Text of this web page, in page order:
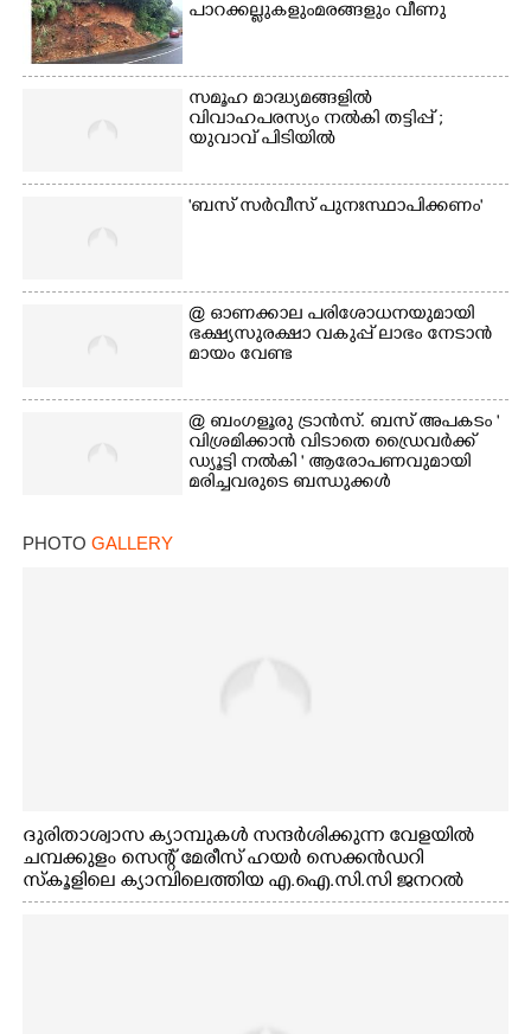
പാറക്കല്ലുകളുംമരങ്ങളും വീണു
സമൂഹ മാദ്ധ്യമങ്ങളിൽ
വിവാഹപരസ്യം നൽകി തട്ടിപ്പ് ;
യുവാവ് പിടിയിൽ
'ബസ് സർവീസ് പുനഃസ്ഥാപിക്കണം'
@​​​​​​​ ഓണക്കാല പരിശോധനയുമായി
ഭക്ഷ്യസുരക്ഷാ വകുപ്പ് ലാഭം നേടാൻ
മായം വേണ്ട
@ ബംഗളൂരു ട്രാൻസ്. ബസ് അപകടം '
വി​ശ്ര​മിക്കാൻ വിടാതെ ഡ്രൈ​വ​ർ​ക്ക്
ഡ്യൂട്ടി നൽകി ' ആരോപണവുമായി
മരിച്ചവരുടെ ബന്ധുക്കൾ
PHOTO GALLERY
ദുരിതാശ്വാസ ക്യാമ്പുകൾ സന്ദർശിക്കുന്ന വേളയിൽ
ചമ്പക്കുളം സെന്റ് മേരീസ് ഹയർ സെക്കൻഡറി
സ്കൂളിലെ ക്യാമ്പിലെത്തിയ എ.ഐ.സി.സി ജനറൽ
സെക്രട്ടറി കെ.സി വേണുഗോപാൽ എം.പി കുരുന്നിനെ